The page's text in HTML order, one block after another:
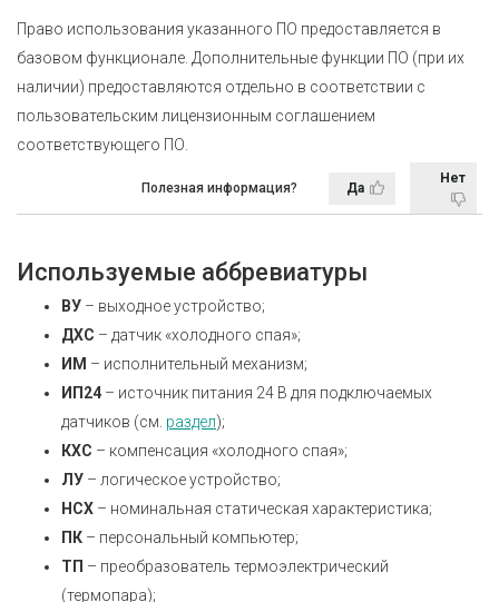
Право использования указанного ПО предоставляется в
базовом функционале. Дополнительные функции ПО (при их
наличии) предоставляются отдельно в соответствии с
пользовательским лицензионным соглашением
соответствующего ПО.
Полезная информация? Да
Нет
Используемые аббревиатуры
ВУ – выходное устройство;
ДХС – датчик «холодного спая»;
ИМ – исполнительный механизм;
ИП24 – источник питания 24 В для подключаемых
датчиков (см. раздел);
КХС – компенсация «холодного спая»;
ЛУ – логическое устройство;
НСХ – номинальная статическая характеристика;
ПК – персональный компьютер;
ТП – преобразователь термоэлектрический
(термопара);